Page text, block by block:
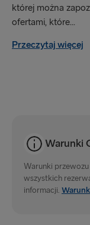
Lipawa →
Cairnryan →
Belfast →
której można
ofertami, które...
Przeczytaj więcej
Warunki
Warunki
wszystkich
informacji.